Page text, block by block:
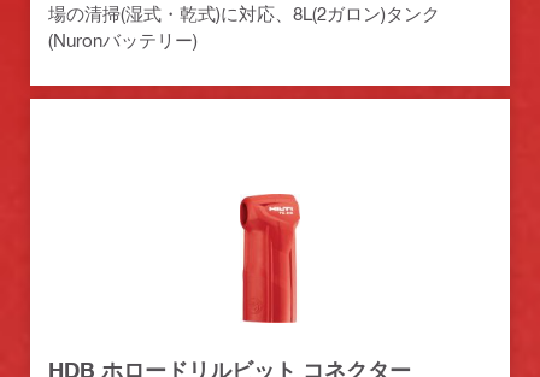
場の清掃(湿式・乾式)に対応、8L(2ガロン)タンク
(Nuronバッテリー)
HDB ホロードリルビット コネクター